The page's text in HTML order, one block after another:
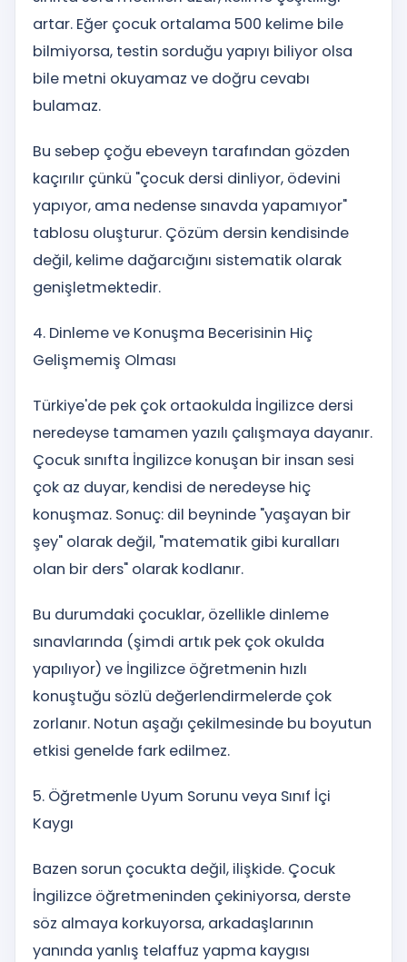
artar. Eğer çocuk ortalama 500 kelime bile
bilmiyorsa, testin sorduğu yapıyı biliyor olsa
bile metni okuyamaz ve doğru cevabı
bulamaz.
Bu sebep çoğu ebeveyn tarafından gözden
kaçırılır çünkü "çocuk dersi dinliyor, ödevini
yapıyor, ama nedense sınavda yapamıyor"
tablosu oluşturur. Çözüm dersin kendisinde
değil, kelime dağarcığını sistematik olarak
genişletmektedir.
4. Dinleme ve Konuşma Becerisinin Hiç
Gelişmemiş Olması
Türkiye'de pek çok ortaokulda İngilizce dersi
neredeyse tamamen yazılı çalışmaya dayanır.
Çocuk sınıfta İngilizce konuşan bir insan sesi
çok az duyar, kendisi de neredeyse hiç
konuşmaz. Sonuç: dil beyninde "yaşayan bir
şey" olarak değil, "matematik gibi kuralları
olan bir ders" olarak kodlanır.
Bu durumdaki çocuklar, özellikle dinleme
sınavlarında (şimdi artık pek çok okulda
yapılıyor) ve İngilizce öğretmenin hızlı
konuştuğu sözlü değerlendirmelerde çok
zorlanır. Notun aşağı çekilmesinde bu boyutun
etkisi genelde fark edilmez.
5. Öğretmenle Uyum Sorunu veya Sınıf İçi
Kaygı
Bazen sorun çocukta değil, ilişkide. Çocuk
İngilizce öğretmeninden çekiniyorsa, derste
söz almaya korkuyorsa, arkadaşlarının
yanında yanlış telaffuz yapma kaygısı